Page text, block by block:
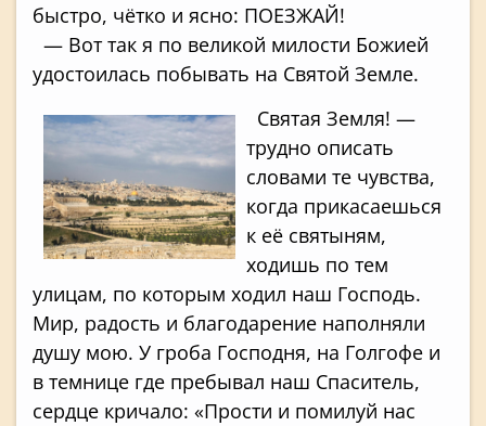
быстро, чётко и ясно: ПОЕЗЖАЙ!
— Вот так я по великой милости Божией
удостоилась побывать на Святой Земле.
Святая Земля! —
трудно описать
словами те чувства,
когда прикасаешься
к её святыням,
ходишь по тем
улицам, по которым ходил наш Господь.
Мир, радость и благодарение наполняли
душу мою. У гроба Господня, на Голгофе и
в темнице где пребывал наш Спаситель,
сердце кричало: «Прости и помилуй нас